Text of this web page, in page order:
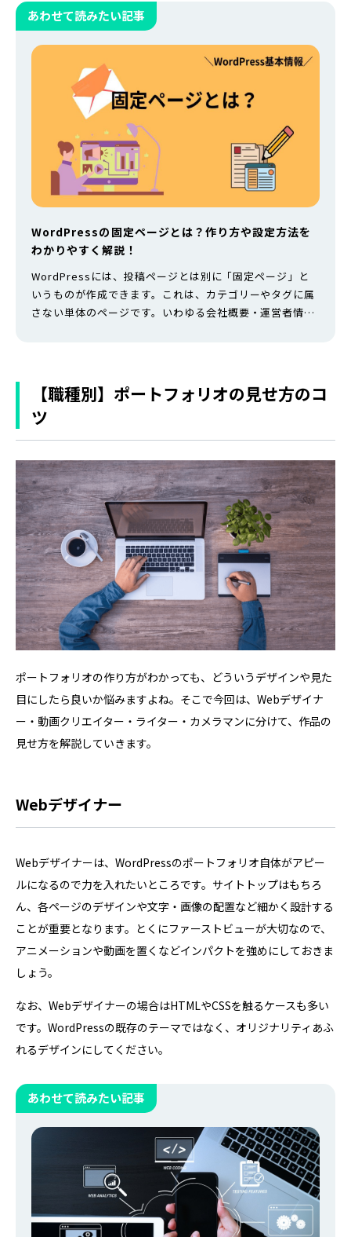
あわせて読みたい記事
WordPressの固定ページとは？作り方や設定方法を
わかりやすく解説！
WordPressには、投稿ページとは別に「固定ページ」と
いうものが作成できます。これは、カテゴリーやタグに属
さない単体のページです。いわゆる会社概要・運営者情
もちろん、作り方や設定方法についても解説しています。
表示されない時の対処法も…
【職種別】ポートフォリオの見せ方のコ
ツ
ポートフォリオの作り方がわかっても、どういうデザインや見た
目にしたら良いか悩みますよね。そこで今回は、Webデザイナ
ー・動画クリエイター・ライター・カメラマンに分けて、作品の
見せ方を解説していきます。
Webデザイナー
Webデザイナーは、WordPressのポートフォリオ自体がアピー
ルになるので力を入れたいところです。サイトトップはもちろ
ん、各ページのデザインや文字・画像の配置など細かく設計する
ことが重要となります。とくにファーストビューが大切なので、
アニメーションや動画を置くなどインパクトを強めにしておきま
しょう。
なお、Webデザイナーの場合はHTMLやCSSを触るケースも多い
です。WordPressの既存のテーマではなく、オリジナリティあふ
れるデザインにしてください。
あわせて読みたい記事